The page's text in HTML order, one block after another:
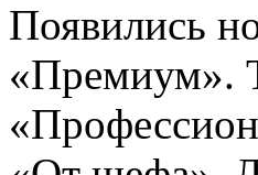
Появились
«Премиум».